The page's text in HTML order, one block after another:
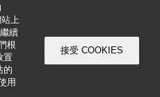
上
續
根
置
的
用
接受 COOKIES